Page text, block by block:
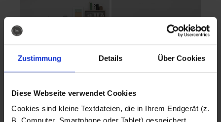
Zustimmung Details Über Cookies
Diese Webseite verwendet Cookies
Cookies sind kleine Textdateien, die in Ihrem Endgerät (z.
Fotografo: Lorenz
Fotografo: Lorenz